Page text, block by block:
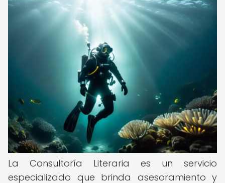
La Consultoría Literaria es un servicio
especializado que brinda asesoramiento y